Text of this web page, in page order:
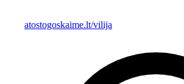
atostogoskaime.lt/vilija